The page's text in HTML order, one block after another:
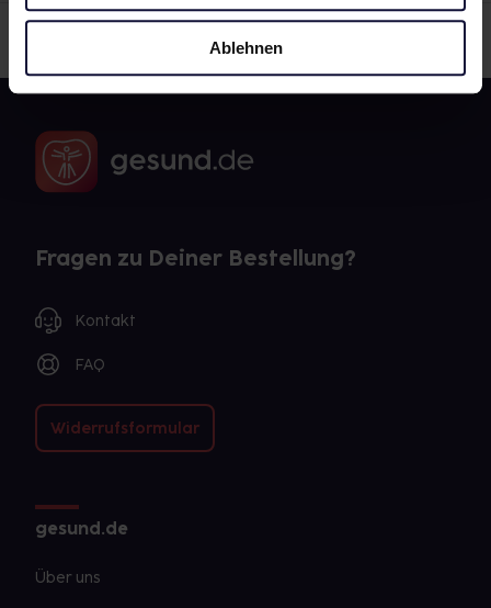
Ablehnen
Fragen zu Deiner Bestellung?
Kontakt
FAQ
Widerrufsformular
gesund.de
Über uns